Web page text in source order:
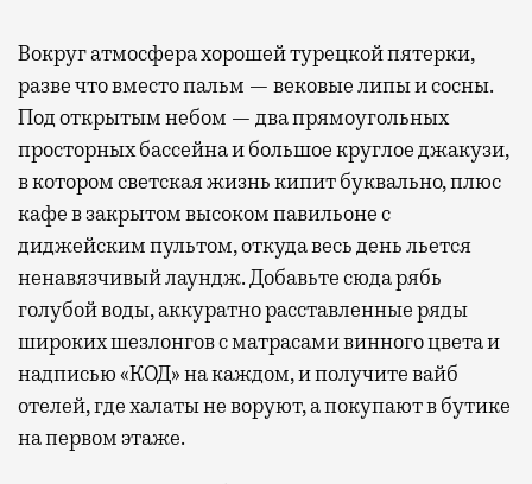
Вокруг атмосфера хорошей турецкой пятерки,
разве что вместо пальм — вековые липы и сосны.
Под открытым небом — два прямоугольных
просторных бассейна и большое круглое джакузи,
в котором светская жизнь кипит буквально, плюс
кафе в закрытом высоком павильоне с
диджейским пультом, откуда весь день льется
ненавязчивый лаундж. Добавьте сюда рябь
голубой воды, аккуратно расставленные ряды
широких шезлонгов с матрасами винного цвета и
надписью «КОД» на каждом, и получите вайб
отелей, где халаты не воруют, а покупают в бутике
на первом этаже.